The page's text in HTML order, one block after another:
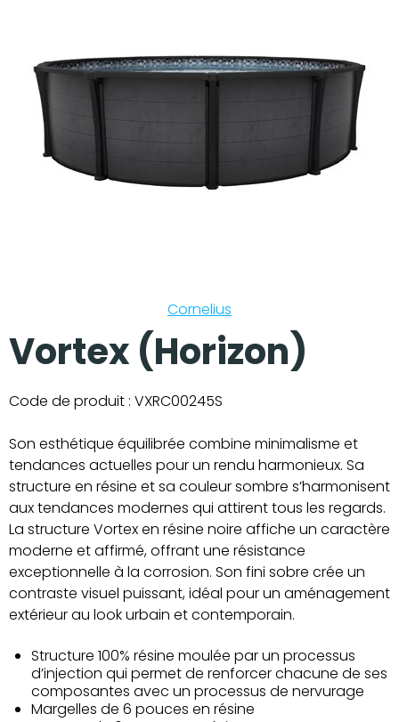
Cornelius
Vortex (Horizon)
Code de produit : VXRC00245S
Son esthétique équilibrée combine minimalisme et
tendances actuelles pour un rendu harmonieux. Sa
structure en résine et sa couleur sombre s’harmonisent
aux tendances modernes qui attirent tous les regards.
La structure Vortex en résine noire affiche un caractère
moderne et affirmé, offrant une résistance
exceptionnelle à la corrosion. Son fini sobre crée un
contraste visuel puissant, idéal pour un aménagement
extérieur au look urbain et contemporain.
Structure 100% résine moulée par un processus
d’injection qui permet de renforcer chacune de ses
composantes avec un processus de nervurage
Margelles de 6 pouces en résine